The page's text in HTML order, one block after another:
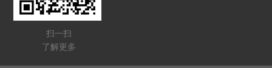
扫一扫
了解更多